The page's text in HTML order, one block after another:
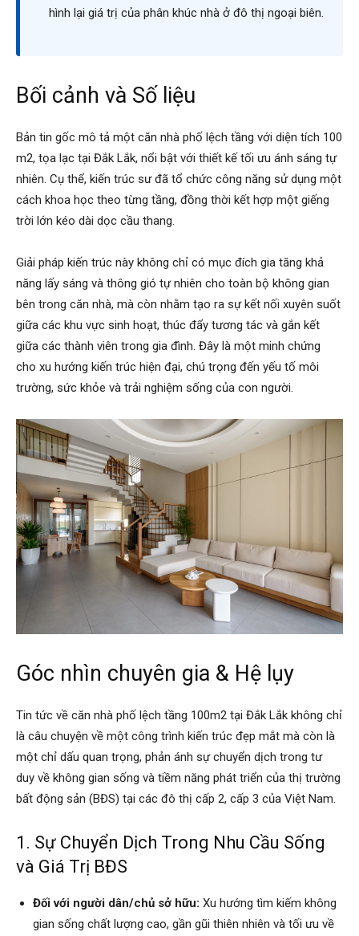
hình lại giá trị của phân khúc nhà ở đô thị ngoại biên.
Bối cảnh và Số liệu
Bản tin gốc mô tả một căn nhà phố lệch tầng với diện tích 100
m2, tọa lạc tại Đắk Lắk, nổi bật với thiết kế tối ưu ánh sáng tự
nhiên. Cụ thể, kiến trúc sư đã tổ chức công năng sử dụng một
cách khoa học theo từng tầng, đồng thời kết hợp một giếng
trời lớn kéo dài dọc cầu thang.
Giải pháp kiến trúc này không chỉ có mục đích gia tăng khả
năng lấy sáng và thông gió tự nhiên cho toàn bộ không gian
bên trong căn nhà, mà còn nhằm tạo ra sự kết nối xuyên suốt
giữa các khu vực sinh hoạt, thúc đẩy tương tác và gắn kết
giữa các thành viên trong gia đình. Đây là một minh chứng
cho xu hướng kiến trúc hiện đại, chú trọng đến yếu tố môi
trường, sức khỏe và trải nghiệm sống của con người.
Góc nhìn chuyên gia & Hệ lụy
Tin tức về căn nhà phố lệch tầng 100m2 tại Đắk Lắk không chỉ
là câu chuyện về một công trình kiến trúc đẹp mắt mà còn là
một chỉ dấu quan trọng, phản ánh sự chuyển dịch trong tư
duy về không gian sống và tiềm năng phát triển của thị trường
bất động sản (BĐS) tại các đô thị cấp 2, cấp 3 của Việt Nam.
1. Sự Chuyển Dịch Trong Nhu Cầu Sống
và Giá Trị BĐS
Đối với người dân/chủ sở hữu: Xu hướng tìm kiếm không
gian sống chất lượng cao, gần gũi thiên nhiên và tối ưu về